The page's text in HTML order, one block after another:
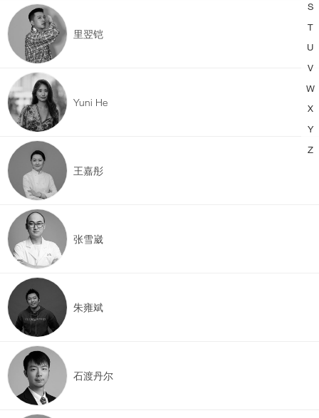
里翌铠
Yuni He
王嘉彤
张雪崴
朱雍斌
石渡丹尔
S
T
U
V
W
X
Y
Z